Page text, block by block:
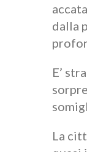
dalla
E’
La